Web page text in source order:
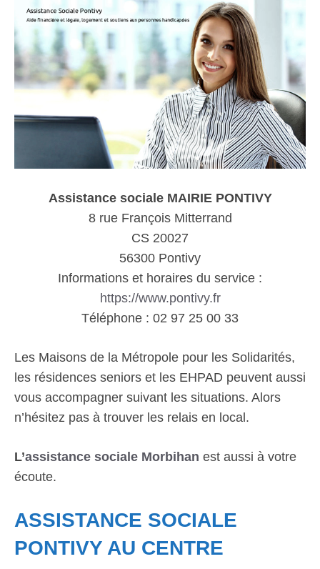
Assistance sociale MAIRIE PONTIVY
8 rue François Mitterrand
CS 20027
56300 Pontivy
Informations et horaires du service :
https://www.pontivy.fr
Téléphone : 02 97 25 00 33
Les Maisons de la Métropole pour les Solidarités,
les résidences seniors et les EHPAD peuvent aussi
vous accompagner suivant les situations. Alors
n’hésitez pas à trouver les relais en local.
L’assistance sociale Morbihan est aussi à votre
écoute.
ASSISTANCE SOCIALE
PONTIVY AU CENTRE